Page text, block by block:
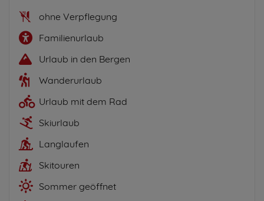
ohne Verpflegung
Familienurlaub
Urlaub in den Bergen
Wanderurlaub
Urlaub mit dem Rad
Skiurlaub
Langlaufen
Skitouren
Sommer geöffnet